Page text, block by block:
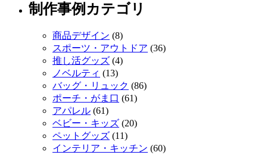
制作事例カテゴリ
商品デザイン (8)
スポーツ・アウトドア (36)
推し活グッズ (4)
ノベルティ (13)
バッグ・リュック (86)
ポーチ・がま口 (61)
アパレル (61)
ベビー・キッズ (20)
ペットグッズ (11)
インテリア・キッチン (60)